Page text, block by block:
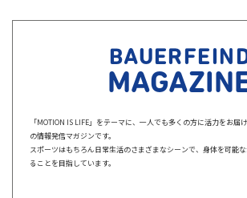
「MOTION IS LIFE」をテーマに、一人でも多くの方に活力をお届
の情報発信マガジンです。
スポーツはもちろん日常生活のさまざまなシーンで、身体を可能
ることを目指しています。